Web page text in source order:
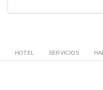
HOTEL SERVICIOS